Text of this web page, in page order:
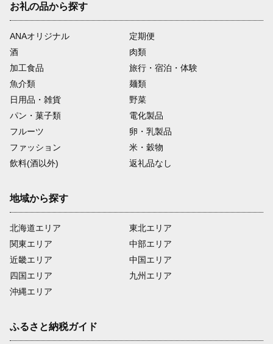
お礼の品から探す
ANAオリジナル
定期便
酒
肉類
加工食品
旅行・宿泊・体験
魚介類
麺類
日用品・雑貨
野菜
パン・菓子類
電化製品
フルーツ
卵・乳製品
ファッション
米・穀物
飲料(酒以外)
返礼品なし
地域から探す
北海道エリア
関東エリア
近畿エリア
四国エリア
沖縄エリア
東北エリア
中部エリア
中国エリア
九州エリア
ふるさと納税ガイド